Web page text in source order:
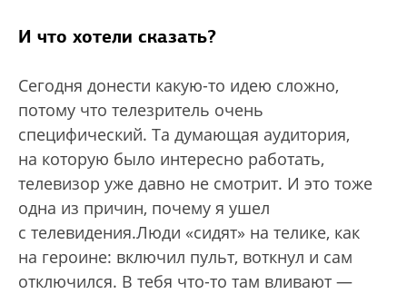
И что хотели сказать?
Сегодня донести какую-то идею сложно,
потому что телезритель очень
специфический. Та думающая аудитория,
на которую было интересно работать,
телевизор уже давно не смотрит. И это тоже
одна из причин, почему я ушел
с телевидения.Люди «сидят» на телике, как
на героине: включил пульт, воткнул и сам
отключился. В тебя что-то там вливают —